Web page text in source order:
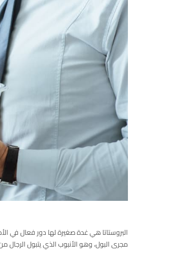
البروستاتا هي غدة صغيرة لها دور فعال في
مجرى البول، وهو الأنبوب الذي يتبول